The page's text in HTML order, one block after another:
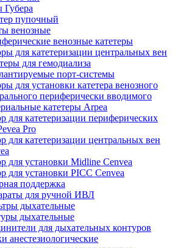
Губера
пупочный
венозные
венозные катетеры
для катетеризации центральных вен
для гемодиализа
порт‑системы
для установки катетера венозного
периферически вводимого
катетеры Arpea
для катетеризации периферических
Pro
для катетеризации центральных вен
для установки Midline Cenvea
для установки PICC Cenvea
поддержка
для ручной ИВЛ
дыхательные
дыхательные
для дыхательных контуров
анестезиологические